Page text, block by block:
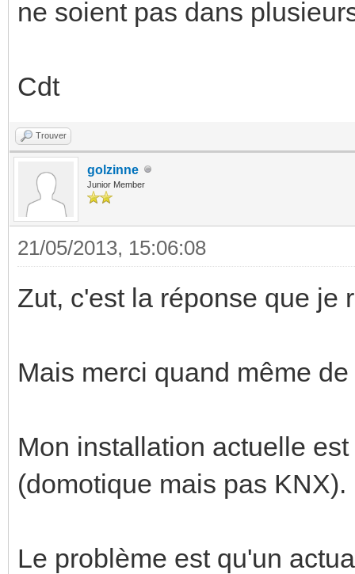
ne soient pas dans
Cdt
Trouver
golzinne
Junior Member
21/05/2013, 15:06:08
Zut, c'est la réponse que je
Mais merci quand même
Mon installation actuelle
(domotique mais pas KNX).
Le problème est qu'un